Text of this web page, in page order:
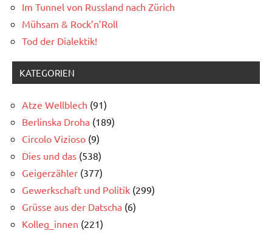
Im Tunnel von Russland nach Zürich
Mühsam & Rock’n’Roll
Tod der Dialektik!
KATEGORIEN
Atze Wellblech (91)
Berlinska Droha (189)
Circolo Vizioso (9)
Dies und das (538)
Geigerzähler (377)
Gewerkschaft und Politik (299)
Grüsse aus der Datscha (6)
Kolleg_innen (221)